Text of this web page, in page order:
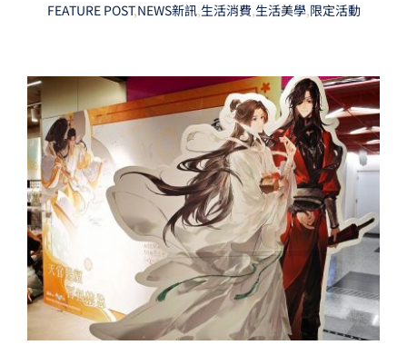
FEATURE POST,NEWS新訊,生活消費,生活美學,限定活動